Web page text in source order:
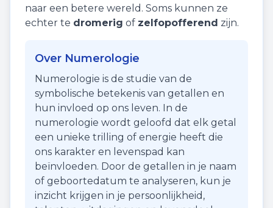
naar een betere wereld. Soms kunnen ze
echter te dromerig of zelfopofferend zijn.
Over Numerologie
Numerologie is de studie van de
symbolische betekenis van getallen en
hun invloed op ons leven. In de
numerologie wordt geloofd dat elk getal
een unieke trilling of energie heeft die
ons karakter en levenspad kan
beïnvloeden. Door de getallen in je naam
of geboortedatum te analyseren, kun je
inzicht krijgen in je persoonlijkheid,